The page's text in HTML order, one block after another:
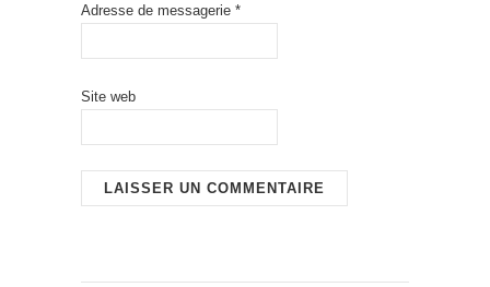
Adresse de messagerie *
Site web